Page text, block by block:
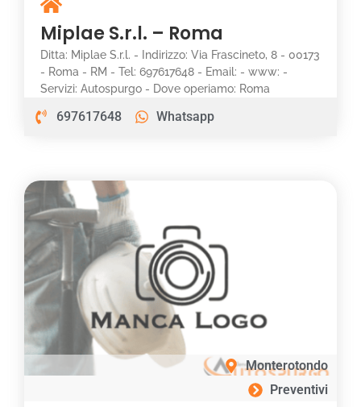
Miplae S.r.l. – Roma
Ditta: Miplae S.r.l. - Indirizzo: Via Frascineto, 8 - 00173
- Roma - RM - Tel: 697617648 - Email: - www: -
Servizi: Autospurgo - Dove operiamo: Roma
697617648 Whatsapp
Monterotondo
Preventivi